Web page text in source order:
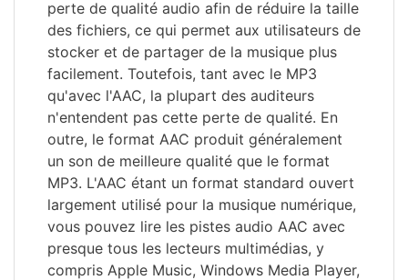
perte de qualité audio afin de réduire la taille
des fichiers, ce qui permet aux utilisateurs de
stocker et de partager de la musique plus
facilement. Toutefois, tant avec le MP3
qu'avec l'AAC, la plupart des auditeurs
n'entendent pas cette perte de qualité. En
outre, le format AAC produit généralement
un son de meilleure qualité que le format
MP3. L'AAC étant un format standard ouvert
largement utilisé pour la musique numérique,
vous pouvez lire les pistes audio AAC avec
presque tous les lecteurs multimédias, y
compris Apple Music, Windows Media Player,